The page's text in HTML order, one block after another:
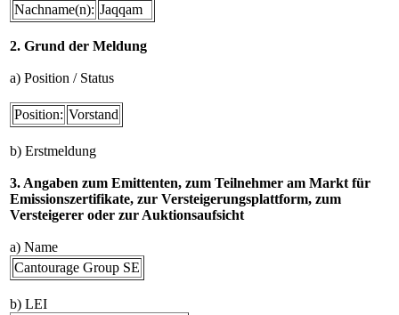
Nachname(n): Jaqqam
2. Grund der Meldung
a) Position / Status
Position: Vorstand
b) Erstmeldung
3. Angaben zum Emittenten, zum Teilnehmer am Markt für
Emissionszertifikate, zur Versteigerungsplattform, zum
Versteigerer oder zur Auktionsaufsicht
a) Name
Cantourage Group SE
b) LEI